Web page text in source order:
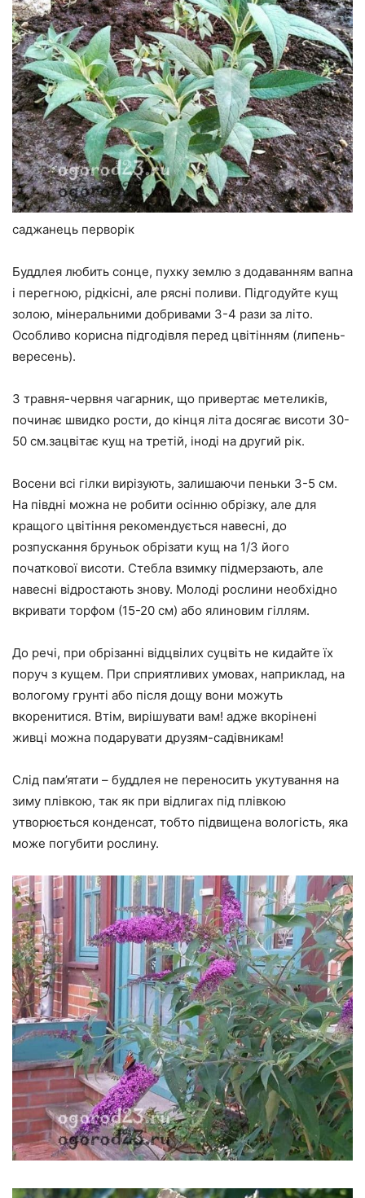
саджанець перворік
Буддлея любить сонце, пухку землю з додаванням вапна
і перегною, рідкісні, але рясні поливи. Підгодуйте кущ
золою, мінеральними добривами 3-4 рази за літо.
Особливо корисна підгодівля перед цвітінням (липень-
вересень).
З травня-червня чагарник, що привертає метеликів,
починає швидко рости, до кінця літа досягає висоти 30-
50 см.зацвітає кущ на третій, іноді на другий рік.
Восени всі гілки вирізують, залишаючи пеньки 3-5 см.
На півдні можна не робити осінню обрізку, але для
кращого цвітіння рекомендується навесні, до
розпускання бруньок обрізати кущ на 1/3 його
початкової висоти. Стебла взимку підмерзають, але
навесні відростають знову. Молоді рослини необхідно
вкривати торфом (15-20 см) або ялиновим гіллям.
До речі, при обрізанні відцвілих суцвіть не кидайте їх
поруч з кущем. При сприятливих умовах, наприклад, на
вологому грунті або після дощу вони можуть
вкоренитися. Втім, вирішувати вам! адже вкорінені
живці можна подарувати друзям-садівникам!
Слід пам’ятати – буддлея не переносить укутування на
зиму плівкою, так як при відлигах під плівкою
утворюється конденсат, тобто підвищена вологість, яка
може погубити рослину.